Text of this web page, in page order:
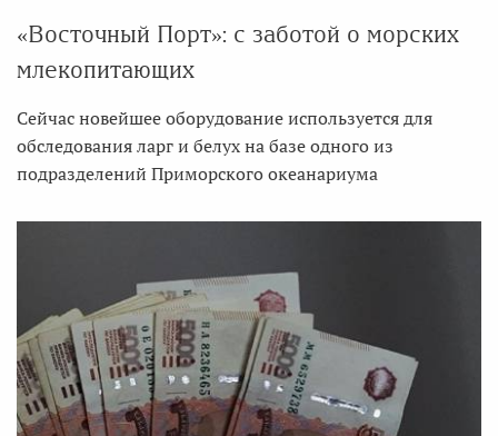
«Восточный Порт»: с заботой о морских
млекопитающих
Сейчас новейшее оборудование используется для
обследования ларг и белух на базе одного из
подразделений Приморского океанариума